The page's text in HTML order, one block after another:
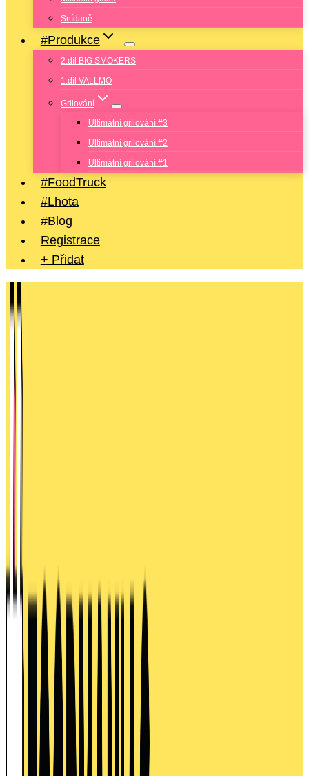
Snídaně
#Produkce
2.díl BIG SMOKERS
1.díl VALLMO
Grilování
Ultimátní grilování #3
Ultimátní grilování #2
Ultimátní grilování #1
#FoodTruck
#Lhota
#Blog
Registrace
+ Přidat